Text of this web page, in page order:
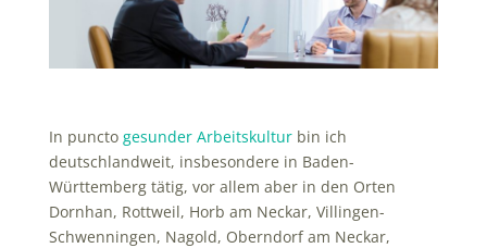
In puncto gesunder Arbeitskulturbin ich
deutschlandweit, insbesondere in Baden-
Württemberg tätig, vor allem aber in den Orten
Dornhan, Rottweil, Horb am Neckar, Villingen-
Schwenningen, Nagold, Oberndorf am Neckar,